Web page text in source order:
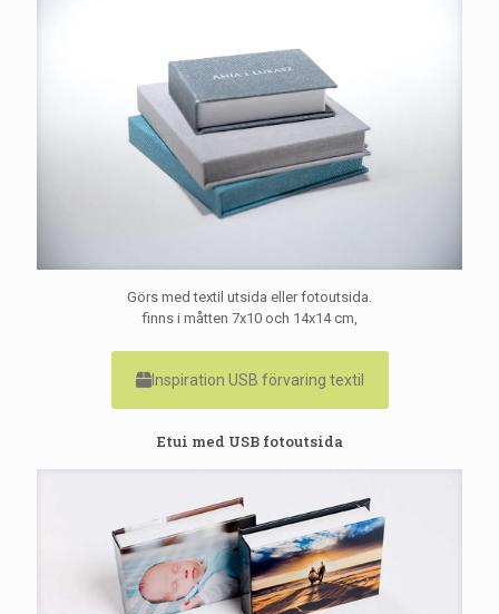
Görs med textil utsida eller fotoutsida.
finns i måtten 7x10 och 14x14 cm,
Inspiration USB förvaring textil
Etui med USB fotoutsida